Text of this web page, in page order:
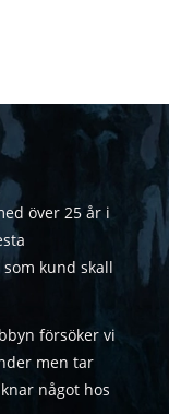
över 25 år i
kund skall
försöker vi
men tar
något hos